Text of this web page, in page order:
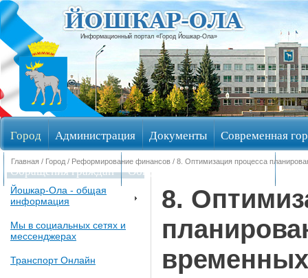
Информационный портал «Город Йошкар-Ола»
Город Администрация Документы Современная
Обращения граждан Общественные обсуждения
Главная / Город / Реформирование финансов / 8. Оптимизация процесса
Йошкар-Ола - общая
информация
Мы в социальных сетях и
мессенджерах
Транспорт Онлайн
8.